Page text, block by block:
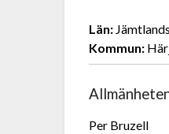
Län:
Kommun:
Per Bruzell